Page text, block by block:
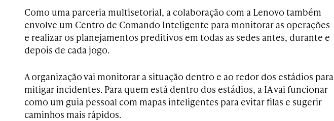
Como uma parceria multisetorial, a colaboração com a Lenovo também
envolve um Centro de Comando Inteligente para monitorar as operações
e realizar os planejamentos preditivos em todas as sedes antes, durante e
depois de cada jogo.
A organização vai monitorar a situação dentro e ao redor dos estádios para
mitigar incidentes. Para quem está dentro dos estádios, a IA vai funcionar
como um guia pessoal com mapas inteligentes para evitar filas e sugerir
caminhos mais rápidos.